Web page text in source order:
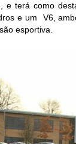
e terá como
e um V6,
esportiva.